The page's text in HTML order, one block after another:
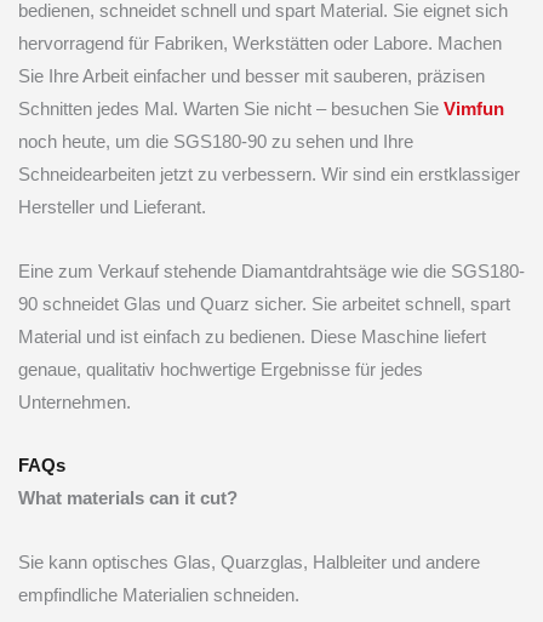
bedienen, schneidet schnell und spart Material. Sie eignet sich
hervorragend für Fabriken, Werkstätten oder Labore. Machen
Sie Ihre Arbeit einfacher und besser mit sauberen, präzisen
Schnitten jedes Mal. Warten Sie nicht – besuchen Sie Vimfun
noch heute, um die SGS180-90 zu sehen und Ihre
Schneidearbeiten jetzt zu verbessern. Wir sind ein erstklassiger
Hersteller und Lieferant.
Eine zum Verkauf stehende Diamantdrahtsäge wie die SGS180-
90 schneidet Glas und Quarz sicher. Sie arbeitet schnell, spart
Material und ist einfach zu bedienen. Diese Maschine liefert
genaue, qualitativ hochwertige Ergebnisse für jedes
Unternehmen.
FAQs
What materials can it cut?
Sie kann optisches Glas, Quarzglas, Halbleiter und andere
empfindliche Materialien schneiden.